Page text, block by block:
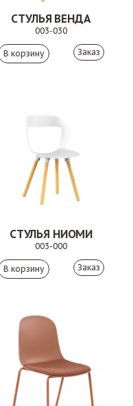
СТУЛЬЯ ВЕНДА
003-030
Заказ
СТУЛЬЯ НИОМИ
003-000
Заказ